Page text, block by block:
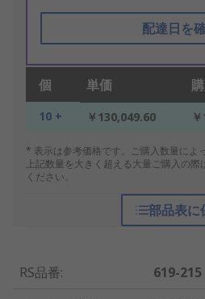
配達日を
個 単価
10 + ￥130,049.60
* 表示は参考価格です。ご購入数量によ
上記数量を大きく超える大量ご購入の際
ください。
部品表に
RS品番:
619-215